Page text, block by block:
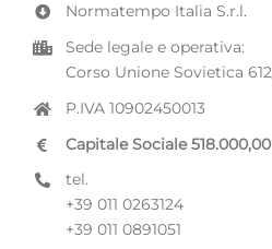
Normatempo Italia S.r.l.
Sede legale e operativa:
Corso Unione Sovietica
P.IVA 10902450013
Capitale Sociale
tel.
+39 011 0263124
+39 011 0891051